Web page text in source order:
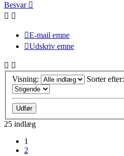
Besvar
E-mail emne
Udskriv emne
Visning: Sorter efter:
25 indlæg
1
2